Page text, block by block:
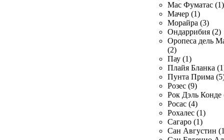
Мас Фуматас (1)
Мачер (1)
Морайра (3)
Ондаррибия (2)
Оропеса дель
(2)
Пау (1)
Плайя Бланка
Пунта Прима
Розес (9)
Рок Дэль Конде
Росас (4)
Рохалес (1)
Сагаро (1)
Сан Августин